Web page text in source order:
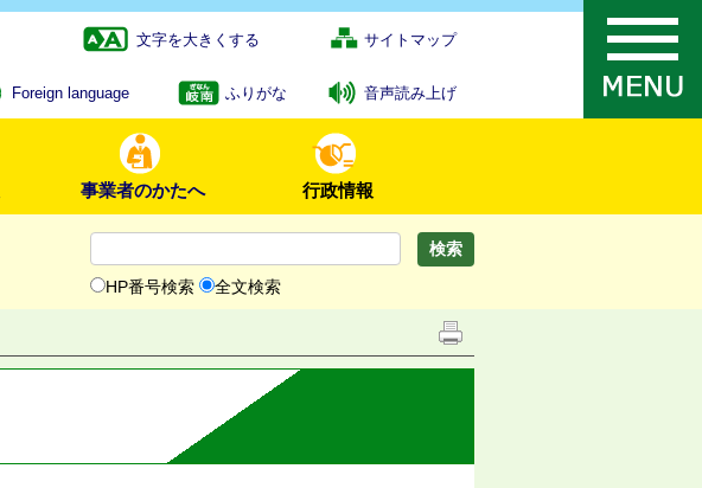
文字を大きくする サイトマップ
Foreign language ふりがな 音声読み上げ
事業者のかたへ 行政情報
HP番号検索 全文検索